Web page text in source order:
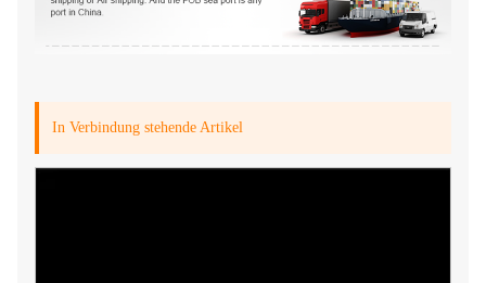
In Verbindung stehende Artikel